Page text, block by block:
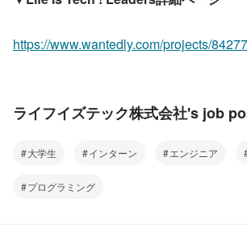
https://www.wantedly.com/projects/84277
ライフイズテック株式会社's job
大学生 インターン エンジニア
プログラミング